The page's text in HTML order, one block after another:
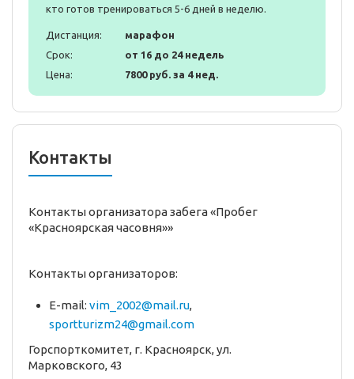
кто готов тренироваться 5-6 дней в неделю.
Дистанция:
марафон
Срок:
от 16 до 24 недель
Цена:
7800 руб. за 4 нед.
Контакты
Контакты организатора забега «Пробег
«Красноярская часовня»»
Контакты организаторов:
E-mail: vim_2002@mail.ru,
sportturizm24@gmail.com
Горспорткомитет, г. Красноярск, ул.
Марковского, 43